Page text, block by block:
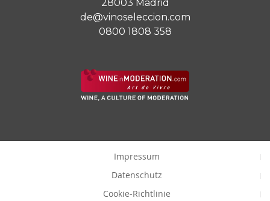
28003 Madrid
de@vinoseleccion.com
0800 1808 358
Impressum
Datenschutz
Cookie-Richtlinie